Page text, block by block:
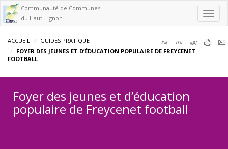
Communauté de Communes
du Haut-Lignon
ACCUEIL
GUIDES PRATIQUE
FOYER DES JEUNES ET D’ÉDUCATION POPULAIRE DE FREYCENET
FOOTBALL
Foyer des jeunes et d’éducation
populaire de Freycenet football